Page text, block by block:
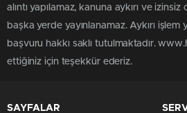
alıntı yapılamaz, kanuna aykırı ve
başka yerde yayınlanamaz. Aykırı
başvuru hakkı saklı tutulmaktadır.
ettiğiniz için teşekkür ederiz.
SAYFALAR